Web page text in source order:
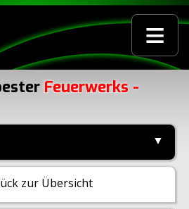
≡
Feuerwerks -
▼
zur Übersicht